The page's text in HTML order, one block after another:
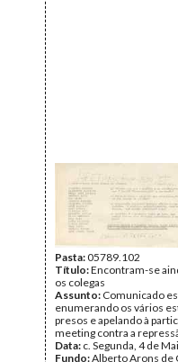
Pasta:05789.102
Título:Encontram-se
os colegas
Assunto: Comunicado
enumerando os vários
presos e apelando à
meeting contra a
Data: c. Segunda, 4 de
Fundo:Alberto Arons de